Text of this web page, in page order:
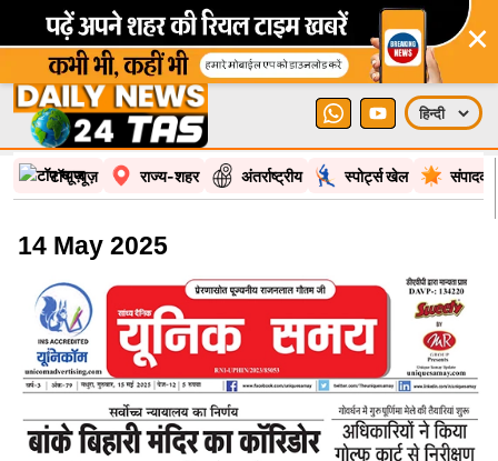
×
टॉप न्यूज़ राज्य-शहर अंतर्राष्ट्रीय स्पोर्ट्स खेल
14 May 2025